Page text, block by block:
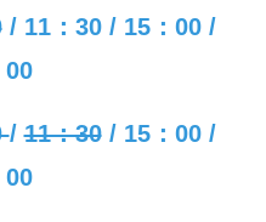
/ 11：30 / 15：00 /
00
/11：30/ 15：00 /
00